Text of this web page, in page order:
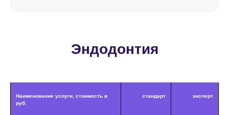
Эндодонтия
Наименование услуги, стоимость в
руб.
стандарт эксперт